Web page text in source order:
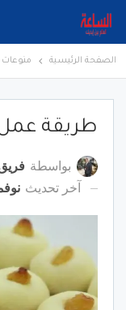
الصفحة الرئيسية منوعات
طريقة عمل
بواسطة فريق
آخر تحديث نوفمبر